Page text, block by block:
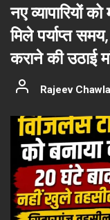
नए व्यापारियों
मिले पर्याप्त
कराने की उठाई
Rajeev Chawla